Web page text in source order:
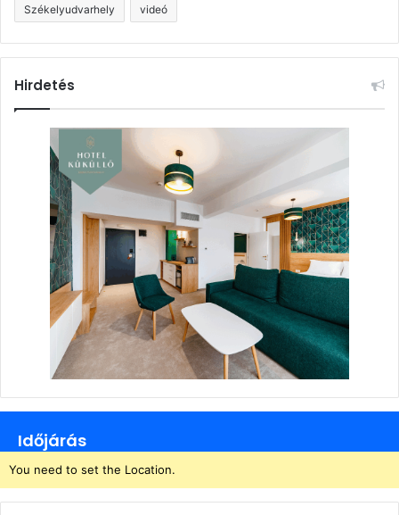
Székelyudvarhely videó
Hirdetés
Időjárás
You need to set the Location.